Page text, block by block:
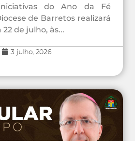
do Ano da Fé
de Barretos realizará
de julho, às...
3 julho, 2026